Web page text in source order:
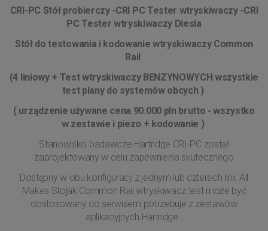
CRI-PC Stół probierczy -CRI PC Tester wtryskiwaczy -CRI
PC Tester wtryskiwaczy Diesla
Stół do testowania i kodowanie wtryskiwaczy Common
Rail
(4 liniowy + Test wtryskiwaczy BENZYNOWYCH wszystkie
test plany do systemów obcych )
( urządzenie używane cena 90.000 pln brutto - wszystko
w zestawie i piezo + kodowanie )
Stanowisko badawcze Hartridge CRI-PC został
zaprojektowany w celu zapewnienia skutecznego
Dostępny w obu konfiguracji z jednym lub czterech linii, All
Makes Stojak Common Rail wtryskiwacz test może być
dostosowany do serwisem potrzebuje z zestawów
aplikacyjnych Hartridge .